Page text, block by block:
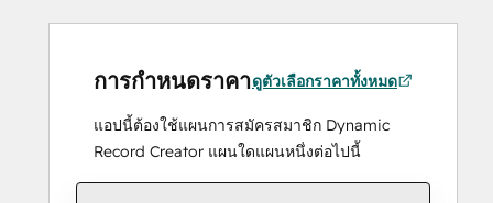
การกำหนดราคาดูตัวเลือกราคาทั้งหมด
แอปนี้ต้องใช้แผนการสมัครสมาชิก Dynamic
Record Creator แผนใดแผนหนึ่งต่อไปนี้